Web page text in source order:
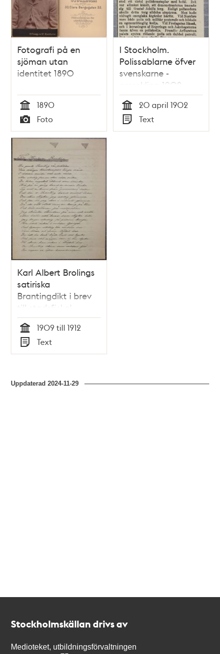
Fotografi på en
sjöman utan
identitet 1890
Tid
1890
Typ
Foto
I Stockholm.
Polissablarne öfver
svenskarne -
pressklipp 1902
Tid
20 april 1902
Typ
Text
Karl Albert Brolings
satiriska
Brantingdikt i brev
till stadsfiskal
Stendahl
Tid
1909 till 1912
Typ
Text
Uppdaterad2024-11-29
Stockholmskällan drivs av
Medioteket, utbildningsförvaltningen